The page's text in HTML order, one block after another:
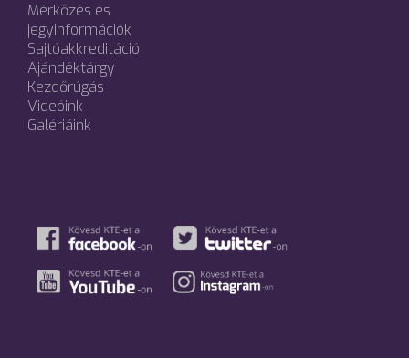
Mérkőzés és
jegyinformációk
Sajtóakkreditáció
Ajándéktárgy
Kezdőrúgás
Videóink
Galériáink